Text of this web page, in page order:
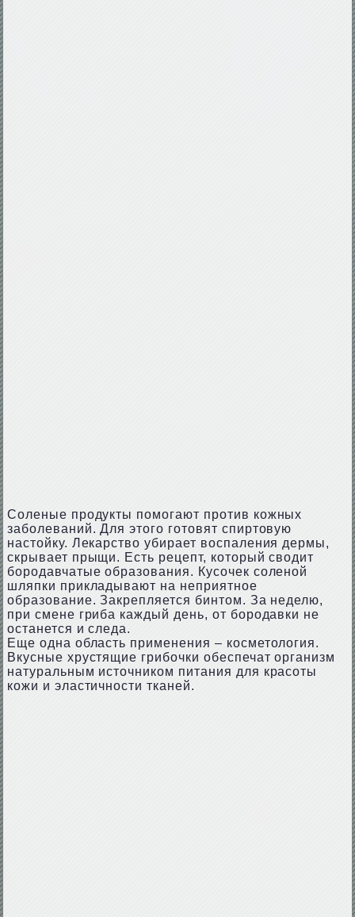
Соленые продукты помогают против кожных
заболеваний. Для этого готовят спиртовую
настойку. Лекарство убирает воспаления дермы,
скрывает прыщи. Есть рецепт, который сводит
бородавчатые образования. Кусочек соленой
шляпки прикладывают на неприятное
образование. Закрепляется бинтом. За неделю,
при смене гриба каждый день, от бородавки не
останется и следа.
Еще одна область применения – косметология.
Вкусные хрустящие грибочки обеспечат организм
натуральным источником питания для красоты
кожи и эластичности тканей.